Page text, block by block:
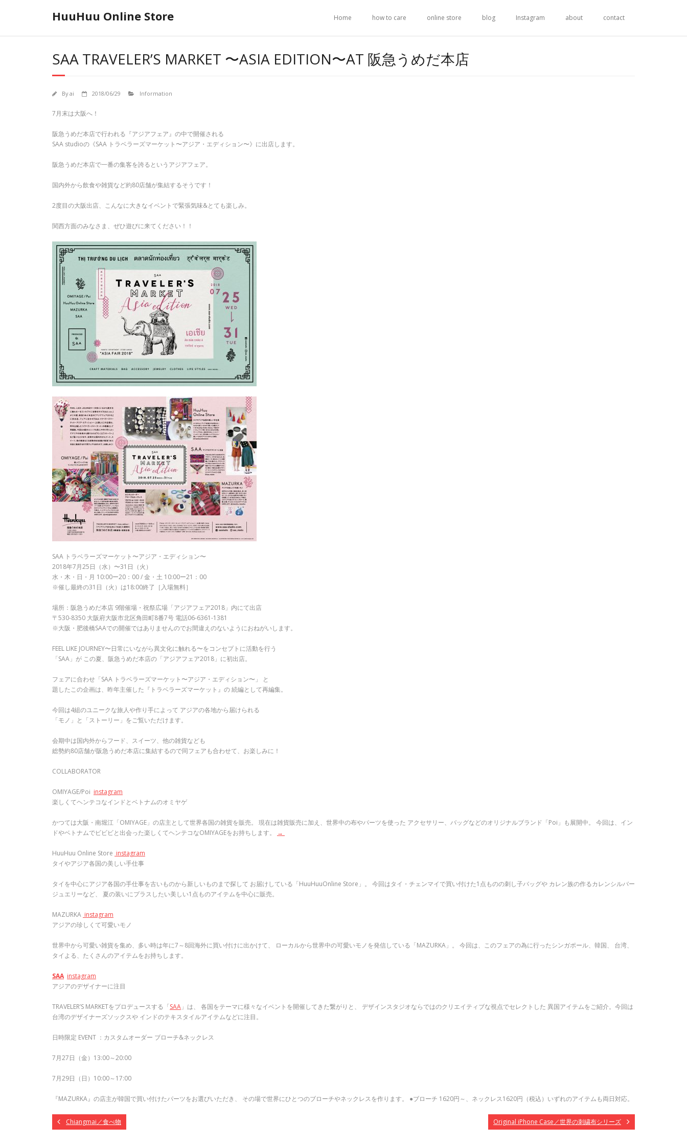
HuuHuu Online Store Home how to care online store blog Instagram about contact
SAA TRAVELER’S MARKET 〜ASIA EDITION〜AT 阪急うめだ本店
Byai 2018/06/29 Information
7月末は大阪へ！
阪急うめだ本店で行われる『アジアフェア』の中で開催される
SAA studioの《SAA トラベラーズマーケット〜アジア・エディション〜》に出店します。
阪急うめだ本店で一番の集客を誇るというアジアフェア。
国内外から飲食や雑貨など約80店舗が集結するそうです！
2度目の大阪出店、こんなに大きなイベントで緊張気味&とても楽しみ。
関西方面のみなさま、ぜひ遊びに来てください！！
SAA トラベラーズマーケット〜アジア・エディション〜
2018年7月25日（水）〜31日（火）
水・木・日・月 10:00ー20：00 / 金・土 10:00ー21：00
※催し最終の31日（火）は18:00終了［入場無料］
場所：阪急うめだ本店 9階催場・祝祭広場「アジアフェア2018」内にて出店
〒530-8350 大阪府大阪市北区角田町8番7号 電話06-6361-1381
※大阪・肥後橋SAAでの開催ではありませんのでお間違えのないようにおねがいします。
FEEL LIKE JOURNEY〜日常にいながら異文化に触れる〜をコンセプトに活動を行う
「SAA」が この夏、阪急うめだ本店の「アジアフェア2018」に初出店。
フェアに合わせ「SAA トラベラーズマーケット〜アジア・エディション〜」 と
題したこの企画は、昨年主催した『トラベラーズマーケット』の 続編として再編集。
今回は4組のユニークな旅人や作り手によって アジアの各地から届けられる
「モノ」と「ストーリー」をご覧いただけます。
会期中は国内外からフード、スイーツ、他の雑貨なども
総勢約80店舗が阪急うめだ本店に集結するので同フェアも合わせて、お楽しみに！
COLLABORATOR
OMIYAGE/Poi instagram
楽しくてヘンテコなインドとベトナムのオミヤゲ
かつては大阪・南堀江「OMIYAGE」の店主として世界各国の雑貨を販売。 現在は雑貨販売に加え、世界中の布やパーツを使った アクセサリー、バッグなどのオリジナルブランド「Poi」も展開中。 今回は、イン
ドやベトナムでビビビと出会った楽しくてヘンテコなOMIYAGEをお持ちします。
→
HuuHuu Online Store instagram
タイやアジア各国の美しい手仕事
タイを中心にアジア各国の手仕事を古いものから新しいものまで探して お届けしている「HuuHuuOnline Store」。 今回はタイ・チェンマイで買い付けた1点ものの刺し子バッグや カレン族の作るカレンシルバー
ジュエリーなど、 夏の装いにプラスしたい美しい1点ものアイテムを中心に販売。
MAZURKA instagram
アジアの珍しくて可愛いモノ
世界中から可愛い雑貨を集め、多い時は年に7～8回海外に買い付けに出かけて、 ローカルから世界中の可愛いモノを発信している「MAZURKA」。 今回は、このフェアの為に行ったシンガポール、韓国、 台湾、
タイよる、たくさんのアイテムをお持ちします。
SAA instagram
アジアのデザイナーに注目
TRAVELER’S MARKETをプロデュースする「SAA 」は、 各国をテーマに様々なイベントを開催してきた繋がりと、 デザインスタジオならではのクリエイティブな視点でセレクトした 異国アイテムをご紹介。今回は
台湾のデザイナーズソックスや インドのテキスタイルアイテムなどに注目。
日時限定 EVENT ：カスタムオーダー ブローチ&ネックレス
7月27日（金）13:00～20:00
7月29日（日）10:00～17:00
『MAZURKA』の店主が韓国で買い付けたパーツをお選びいただき、 その場で世界にひとつのブローチやネックレスを作ります。 ●ブローチ 1620円～、ネックレス1620円（税込）いずれのアイテムも両日対応。
Chiangmai／食べ物 Original iPhone Case／世界の刺繍布シリーズ